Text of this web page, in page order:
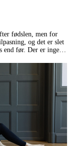
fødslen, men for
og det er slet
end før. Der er ingen